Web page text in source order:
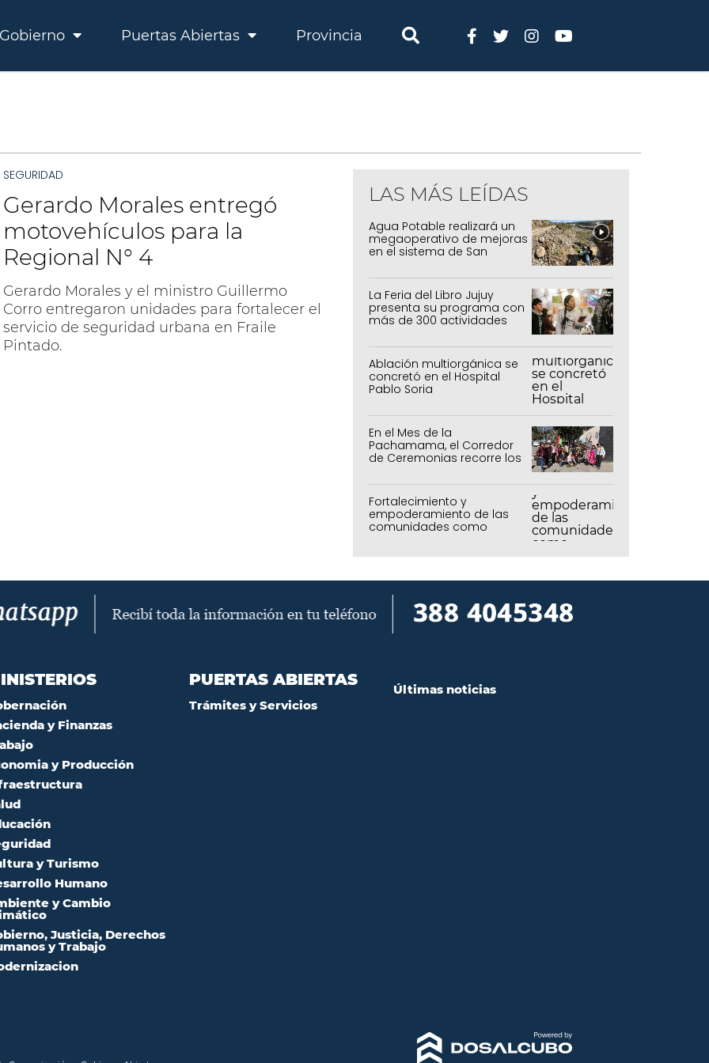
Gobierno Puertas Abiertas Provincia
SEGURIDAD
Gerardo Morales entregó
motovehículos para la
Regional N° 4
Gerardo Morales y el ministro Guillermo
Corro entregaron unidades para fortalecer el
servicio de seguridad urbana en Fraile
Pintado.
LAS MÁS LEÍDAS
Agua Potable realizará un
megaoperativo de mejoras
en el sistema de San
La Feria del Libro Jujuy
presenta su programa con
más de 300 actividades
Ablación multiorgánica se
concretó en el Hospital
Pablo Soria
En el Mes de la
Pachamama, el Corredor
de Ceremonias recorre los
capital
Fortalecimiento y
empoderamiento de las
comunidades como
y Finanzas
y Producción
y Turismo
Humano
y Cambio
Justicia, Derechos
y Trabajo
PUERTAS ABIERTAS
Trámites y Servicios
Últimas noticias